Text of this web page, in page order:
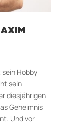
Hobby
sein
diesjährigen
Geheimnis
Und vor